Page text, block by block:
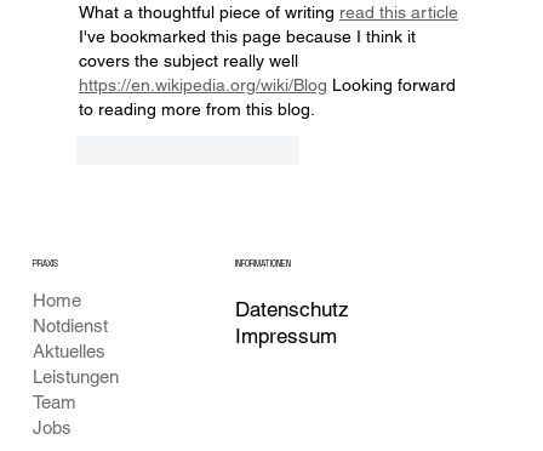
What a thoughtful piece of writing read this article
I've bookmarked this page because I think it
covers the subject really well
https://en.wikipedia.org/wiki/Blog Looking forward
to reading more from this blog.
PRAXIS
Home
Notdienst
Aktuelles
Leistungen
Team
Jobs
INFORMATIONEN
Datenschutz
Impressum